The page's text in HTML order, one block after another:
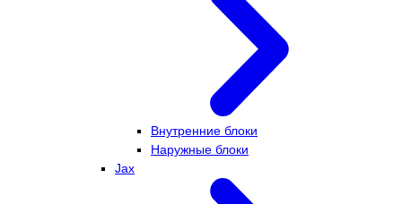
Внутренние блоки
Наружные блоки
Jax